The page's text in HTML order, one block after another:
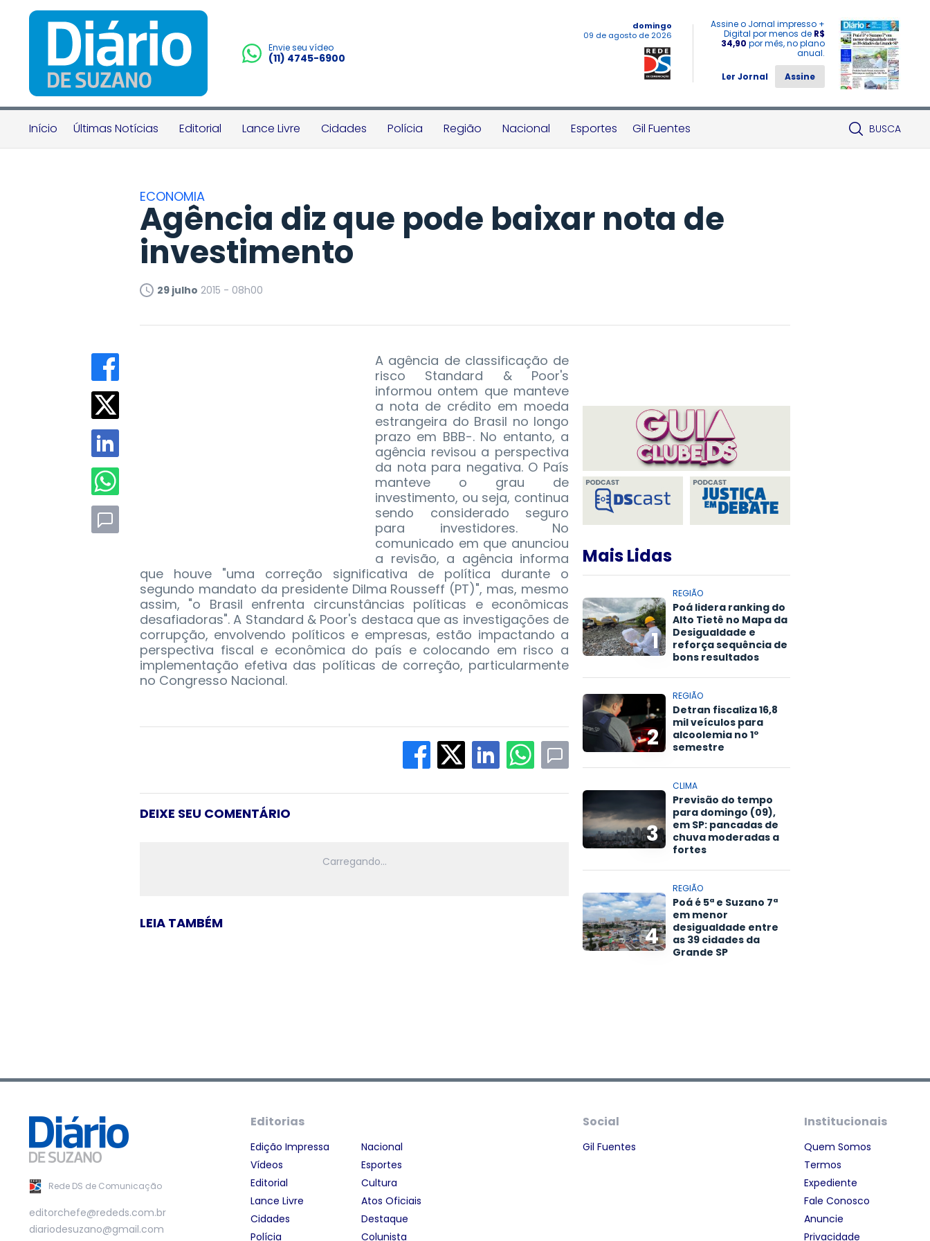
Envie seu vídeo
(11) 4745-6900
domingo
09 de agosto de 2026
Assine o Jornal impresso +
Digital por menos de R$
34,90 por mês, no plano
anual.
Ler Jornal
Assine
Início Últimas Notícias Editorial Lance Livre Cidades Polícia Região Nacional Esportes Gil Fuentes BUSCA
ECONOMIA
Agência diz que pode baixar nota de
investimento
29 julho 2015 - 08h00
A agência de classificação de
risco Standard & Poor's
informou ontem que manteve
a nota de crédito em moeda
estrangeira do Brasil no longo
prazo em BBB-. No entanto, a
agência revisou a perspectiva
da nota para negativa. O País
manteve o grau de
investimento, ou seja, continua
sendo considerado seguro
para investidores.No
comunicado em que anunciou
a revisão, a agência informa
que houve "uma correção significativa de política durante o
segundo mandato da presidente Dilma Rousseff (PT)", mas, mesmo
assim, "o Brasil enfrenta circunstâncias políticas e econômicas
desafiadoras". A Standard & Poor's destaca que as investigações de
corrupção, envolvendo políticos e empresas, estão impactando a
perspectiva fiscal e econômica do país e colocando em risco a
implementação efetiva das políticas de correção, particularmente
no Congresso Nacional.
DEIXE SEU COMENTÁRIO
LEIA TAMBÉM
Mais Lidas
1
REGIÃO
Poá lidera ranking do
Alto Tietê no Mapa da
Desigualdade e
reforça sequência de
bons resultados
2
REGIÃO
Detran fiscaliza 16,8
mil veículos para
alcoolemia no 1º
semestre
3
CLIMA
Previsão do tempo
para domingo (09),
em SP: pancadas de
chuva moderadas a
fortes
4
REGIÃO
Poá é 5ª e Suzano 7ª
em menor
desigualdade entre
as 39 cidades da
Grande SP
Rede DS de Comunicação
editorchefe@rededs.com.br
diariodesuzano@gmail.com
Editorias
Edição Impressa
Vídeos
Editorial
Lance Livre
Cidades
Polícia
Nacional
Esportes
Cultura
Atos Oficiais
Destaque
Colunista
Social
Gil Fuentes
Institucionais
Quem Somos
Termos
Expediente
Fale Conosco
Anuncie
Privacidade